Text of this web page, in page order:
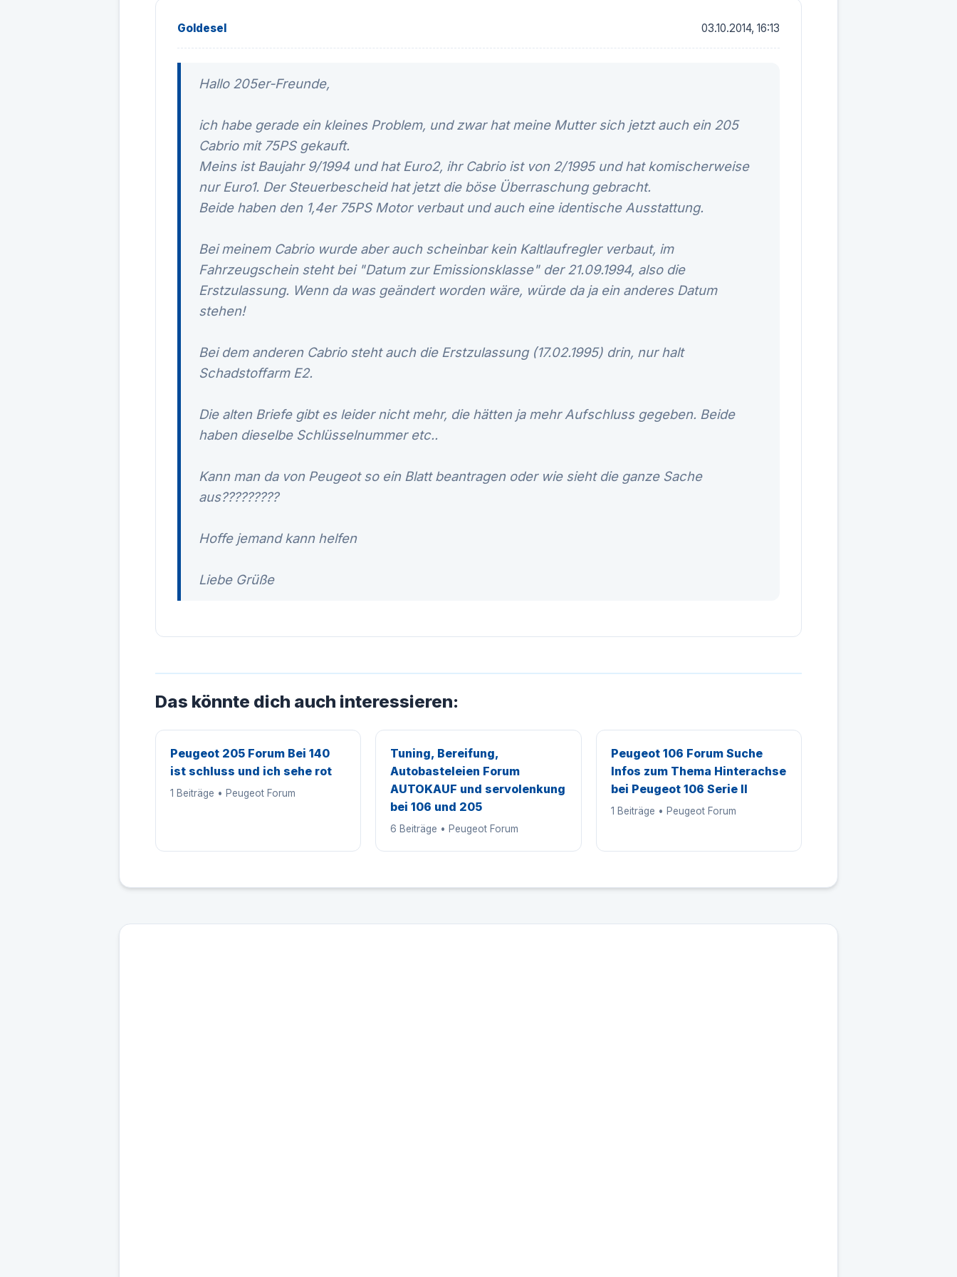
Goldesel 03.10.2014, 16:13
Hallo 205er-Freunde,
ich habe gerade ein kleines Problem, und zwar hat meine Mutter sich jetzt auch ein 205
Cabrio mit 75PS gekauft.
Meins ist Baujahr 9/1994 und hat Euro2, ihr Cabrio ist von 2/1995 und hat komischerweise
nur Euro1. Der Steuerbescheid hat jetzt die böse Überraschung gebracht.
Beide haben den 1,4er 75PS Motor verbaut und auch eine identische Ausstattung.
Bei meinem Cabrio wurde aber auch scheinbar kein Kaltlaufregler verbaut, im
Fahrzeugschein steht bei "Datum zur Emissionsklasse" der 21.09.1994, also die
Erstzulassung. Wenn da was geändert worden wäre, würde da ja ein anderes Datum
stehen!
Bei dem anderen Cabrio steht auch die Erstzulassung (17.02.1995) drin, nur halt
Schadstoffarm E2.
Die alten Briefe gibt es leider nicht mehr, die hätten ja mehr Aufschluss gegeben. Beide
haben dieselbe Schlüsselnummer etc..
Kann man da von Peugeot so ein Blatt beantragen oder wie sieht die ganze Sache
aus?????????
Hoffe jemand kann helfen
Liebe Grüße
Das könnte dich auch interessieren:
Peugeot 205 Forum Bei 140
ist schluss und ich sehe rot
1 Beiträge • Peugeot Forum
Tuning, Bereifung,
Autobasteleien Forum
AUTOKAUF und servolenkung
bei 106 und 205
6 Beiträge • Peugeot Forum
Peugeot 106 Forum Suche
Infos zum Thema Hinterachse
bei Peugeot 106 Serie II
1 Beiträge • Peugeot Forum